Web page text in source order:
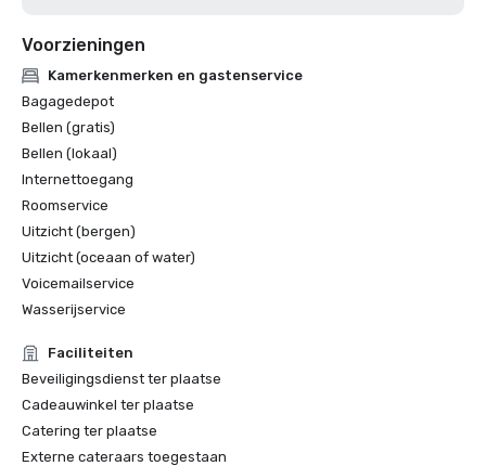
Voorzieningen
Kamerkenmerken en gastenservice
Bagagedepot
Bellen (gratis)
Bellen (lokaal)
Internettoegang
Roomservice
Uitzicht (bergen)
Uitzicht (oceaan of water)
Voicemailservice
Wasserijservice
Faciliteiten
Beveiligingsdienst ter plaatse
Cadeauwinkel ter plaatse
Catering ter plaatse
Externe cateraars toegestaan